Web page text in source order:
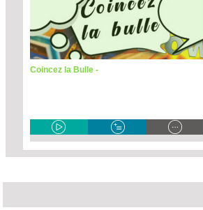
Coincez la Bulle -